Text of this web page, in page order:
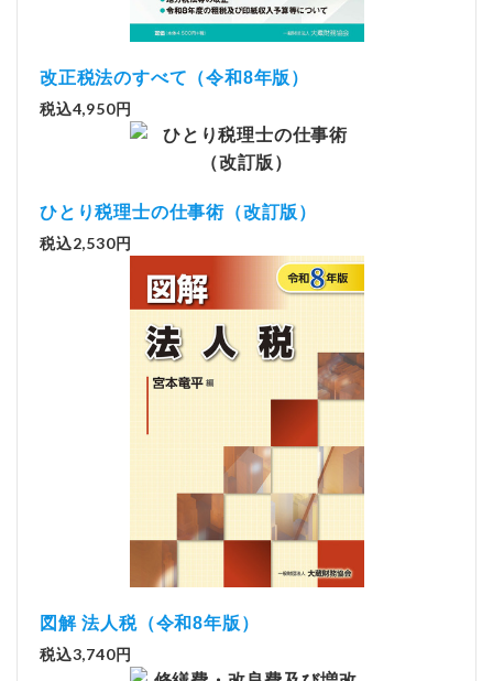
改正税法のすべて（令和8年版）
税込4,950円
ひとり税理士の仕事術（改訂版）
税込2,530円
図解 法人税（令和8年版）
税込3,740円